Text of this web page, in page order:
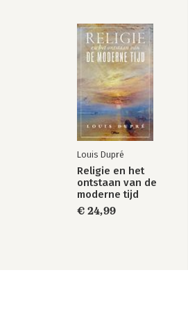
Louis Dupré
Religie en het
ontstaan van de
moderne tijd
€ 24,99